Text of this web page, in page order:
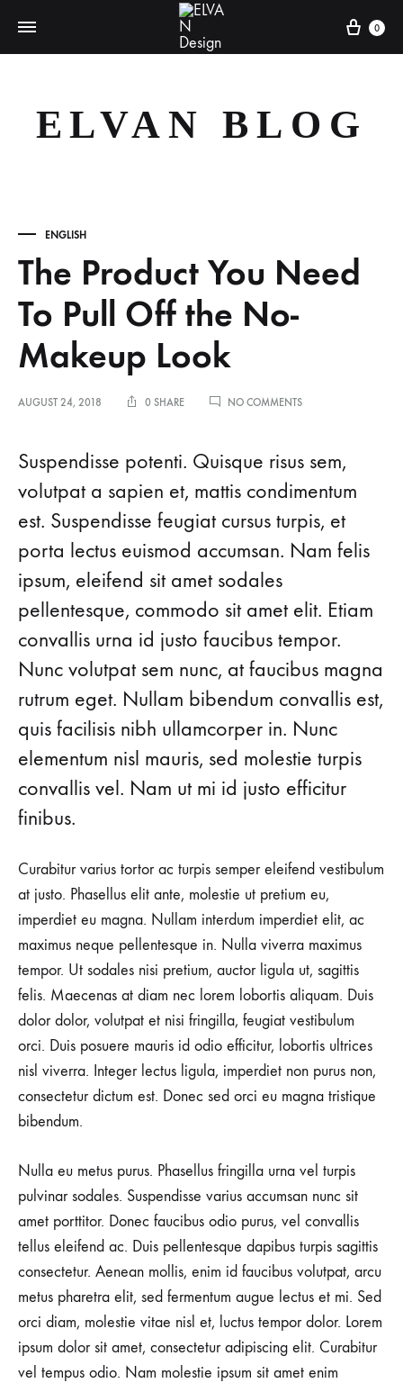
Cart
0
ELVAN BLOG
ENGLISH
The Product You Need
To Pull Off the No-
Makeup Look
AUGUST 24, 2018 0 SHARE NO COMMENTSON
NEED
PULL
OFF
THE
NO-
Suspendisse potenti. Quisque risus sem,
volutpat a sapien et, mattis condimentum
est. Suspendisse feugiat cursus turpis, et
porta lectus euismod accumsan. Nam felis
ipsum, eleifend sit amet sodales
pellentesque, commodo sit amet elit. Etiam
convallis urna id justo faucibus tempor.
Nunc volutpat sem nunc, at faucibus magna
rutrum eget. Nullam bibendum convallis est,
quis facilisis nibh ullamcorper in. Nunc
elementum nisl mauris, sed molestie turpis
convallis vel. Nam ut mi id justo efficitur
finibus.
Curabitur varius tortor ac turpis semper eleifend vestibulum
at justo. Phasellus elit ante, molestie ut pretium eu,
imperdiet eu magna. Nullam interdum imperdiet elit, ac
maximus neque pellentesque in. Nulla viverra maximus
tempor. Ut sodales nisi pretium, auctor ligula ut, sagittis
felis. Maecenas at diam nec lorem lobortis aliquam. Duis
dolor dolor, volutpat et nisi fringilla, feugiat vestibulum
orci. Duis posuere mauris id odio efficitur, lobortis ultrices
nisl viverra. Integer lectus ligula, imperdiet non purus non,
consectetur dictum est. Donec sed orci eu magna tristique
bibendum.
Nulla eu metus purus. Phasellus fringilla urna vel turpis
pulvinar sodales. Suspendisse varius accumsan nunc sit
amet porttitor. Donec faucibus odio purus, vel convallis
tellus eleifend ac. Duis pellentesque dapibus turpis sagittis
consectetur. Aenean mollis, enim id faucibus volutpat, arcu
metus pharetra elit, sed fermentum augue lectus et mi. Sed
orci diam, molestie vitae nisl et, luctus tempor dolor. Lorem
ipsum dolor sit amet, consectetur adipiscing elit. Curabitur
vel tempus odio. Nam molestie ipsum sit amet enim